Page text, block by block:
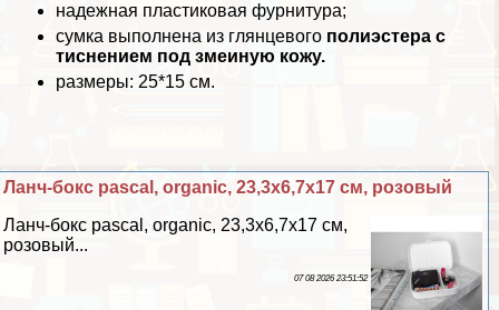
надежная пластиковая фурнитура;
сумка выполнена из глянцевого полиэстера с
тиснением под змеиную кожу.
размеры: 25*15 см.
Ланч-бокс pascal, organic, 23,3х6,7х17 см, розовый
Ланч-бокс pascal, organic, 23,3х6,7х17 см,
розовый...
07 08 2026 23:51:52